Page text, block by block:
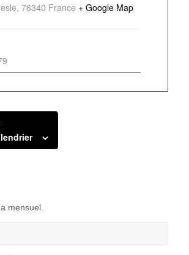
, 76340 France + Google Map
mensuel.